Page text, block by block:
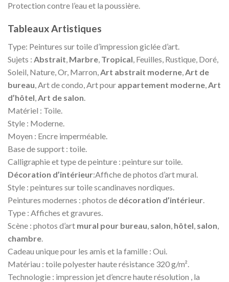
Protection contre l’eau et la poussière.
Tableaux Artistiques
Type: Peintures sur toile d’impression giclée d’art.
Sujets : Abstrait Marbre Tropical , Feuilles, Rustique, Doré,
Soleil, Nature, Or, Marron, Art abstrait moderne Art de
bureau , Art de condo, Art pour appartement moderne Art
d’hôtel Art de salon
Matériel : Toile.
Style : Moderne.
Moyen : Encre imperméable.
Base de support : toile.
Calligraphie et type de peinture : peinture sur toile.
Décoration d’intérieur:Affiche de photos d’art mural.
Style : peintures sur toile scandinaves nordiques.
Peintures modernes : photos de décoration d’intérieur
Type : Affiches et gravures.
Scène : photos d’art mural pour bureau salon hôtel salon
chambre
Cadeau unique pour les amis et la famille : Oui.
Matériau : toile polyester haute résistance 320 g/m².
Technologie : impression jet d’encre haute résolution , la